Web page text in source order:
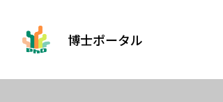
博士ポータル